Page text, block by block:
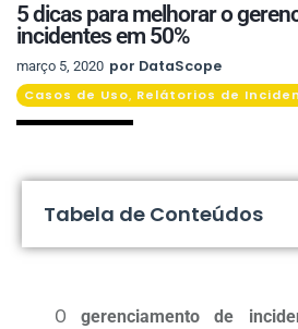
5 dicas para melhorar o
incidentes em 50%
março 5, 2020 por DataScope
Casos de Uso, Relátorios de
Tabela de Conteúdos
Ogerenciamento de